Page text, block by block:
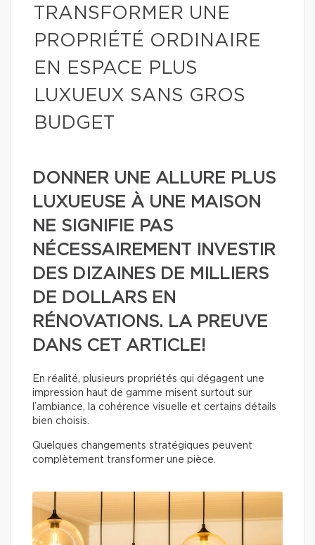
TRANSFORMER UNE
PROPRIÉTÉ ORDINAIRE
EN ESPACE PLUS
LUXUEUX SANS GROS
BUDGET
DONNER UNE ALLURE PLUS
LUXUEUSE À UNE MAISON
NE SIGNIFIE PAS
NÉCESSAIREMENT INVESTIR
DES DIZAINES DE MILLIERS
DE DOLLARS EN
RÉNOVATIONS. LA PREUVE
DANS CET ARTICLE!
En réalité, plusieurs propriétés qui dégagent une
impression haut de gamme misent surtout sur
l’ambiance, la cohérence visuelle et certains détails
bien choisis.
Quelques changements stratégiques peuvent
complètement transformer une pièce.